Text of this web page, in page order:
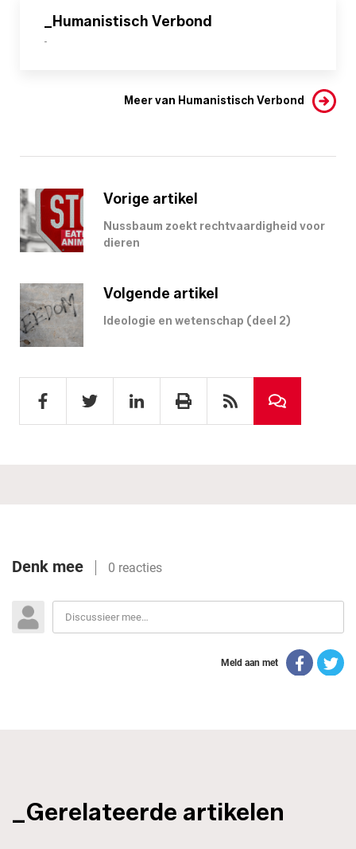
_Humanistisch Verbond
-
Meer van Humanistisch Verbond
Vorige artikel
Nussbaum zoekt rechtvaardigheid voor
dieren
Volgende artikel
Ideologie en wetenschap (deel 2)
_Gerelateerde artikelen